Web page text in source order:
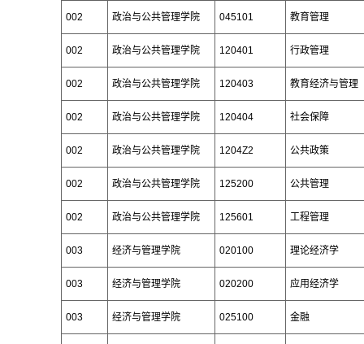
002 政治与公共管理学院 045101 教育管理
002 政治与公共管理学院 120401 行政管理
002 政治与公共管理学院 120403 教育经济与管理
002 政治与公共管理学院 120404 社会保障
002 政治与公共管理学院 1204Z2 公共政策
002 政治与公共管理学院 125200 公共管理
002 政治与公共管理学院 125601 工程管理
003 经济与管理学院 020100 理论经济学
003 经济与管理学院 020200 应用经济学
003 经济与管理学院 025100 金融